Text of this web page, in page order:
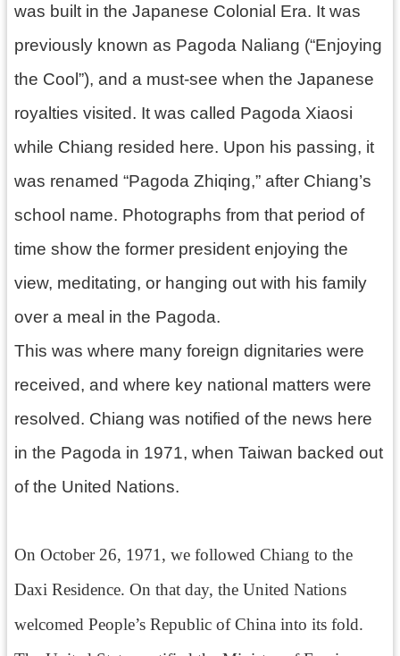
政
箱
桃
市
府
E
n
g
i
h
隱
私
政
站
策
政
網
站
was built in the Japanese Colonial Era. It was
previously known as Pagoda Naliang (“Enjoying
the Cool”), and a must-see when the Japanese
royalties visited. It was called Pagoda Xiaosi
while Chiang resided here. Upon his passing, it
was renamed “Pagoda Zhiqing,” after Chiang’s
school name. Photographs from that period of
time show the former president enjoying the
view, meditating, or hanging out with his family
over a meal in the Pagoda.
This was where many foreign dignitaries were
received, and where key national matters were
resolved. Chiang was notified of the news here
in the Pagoda in 1971, when Taiwan backed out
of the United Nations.
On October 26, 1971, we followed Chiang to the
Daxi Residence. On that day, the United Nations
welcomed People’s Republic of China into its fold.